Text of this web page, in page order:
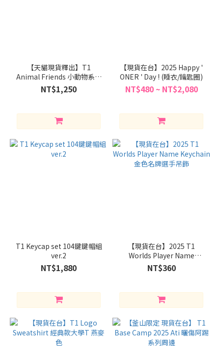
【天貓現貨釋出】T1
Animal Friends 小動物系列
- 手鏈
NT$1,250
【現貨在台】2025 Happy '
ONER ' Day ! (睡衣/鑰匙圈)
NT$480 ~ NT$2,080
T1 Keycap set 104鍵鍵帽組
ver.2
NT$1,880
【現貨在台】2025 T1
Worlds Player Name
Keychain 金色名牌選手吊飾
NT$360